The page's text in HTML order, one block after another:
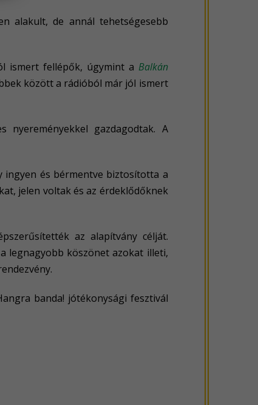
alakult, de annál tehetségesebb
ismert fellépők, úgymint a Balkán
között a rádióból már jól ismert
gazdagodtak. A
ingyen és bérmentve biztosította a
jelen voltak és az érdeklődőknek
az alapítvány célját.
legnagyobb köszönet azokat illeti,
banda! jótékonysági fesztivál